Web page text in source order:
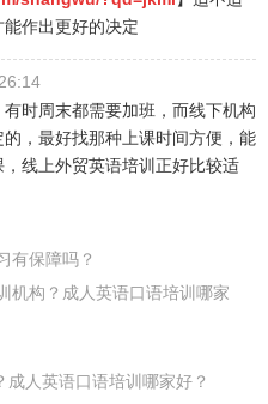
作出更好的决定
时周末都需要加班，而线下机构
，最好找那种上课时间方便，能
线上外贸英语培训正好比较适
有保障吗？
机构？成人英语口语培训哪家
人英语口语培训哪家好？